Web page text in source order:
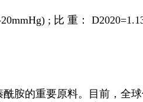
; 比 重：
胺的重要原料。目前，全